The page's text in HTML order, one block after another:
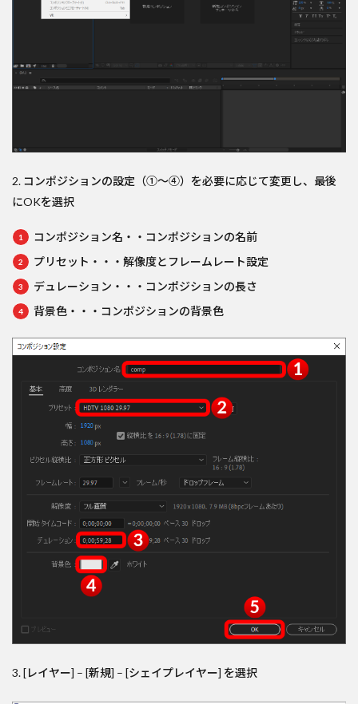
2. コンポジションの設定（①～④）を必要に応じて変更し、最後
にOKを選択
コンポジション名・・コンポジションの名前
プリセット・・・解像度とフレームレート設定
デュレーション・・・コンポジションの長さ
背景色・・・コンポジションの背景色
3. [レイヤー] – [新規] – [シェイプレイヤー] を選択